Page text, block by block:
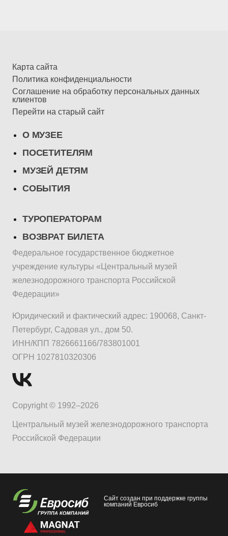
Карта сайта
Политика конфиденциальности
Соглашение на обработку персональных данных
клиентов
Перейти на старый сайт
О МУЗЕЕ
ПОСЕТИТЕЛЯМ
МУЗЕЙ ДЕТЯМ
СОБЫТИЯ
ТУРОПЕРАТОРАМ
ВОЗВРАТ БИЛЕТА
Федеральное государственное бюджетное
учреждение культуры «Центральный музей
железнодорожного транспорта Российской
Федерации»
Юридический и фактический адрес: 190068, Санкт-
Петербург, Садовая ул., дом 50.
ИНН/КПП 7826661166/783801001
ОГРН 1027810320306
Copyright © 1992–2026
Центральный музей железнодорожного транспорта
Российской Федерации
Сайт создан при поддержке группы
компаний Евросиб